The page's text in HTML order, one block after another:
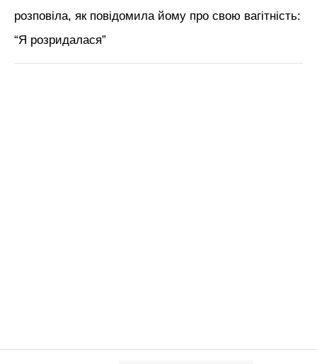
розповіла, як повідомила йому про свою вагітність:
“Я розридалася”